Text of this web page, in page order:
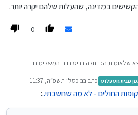
במדינה, שהעלות שלהם יקרה יותר.
0
שלאומית הכי זולה בביטוחים המשלימים.
נמצאת בגירעון מתמשך מכיון שהיא מבטחת
והקשישים במדינה, שהעלות שלהם יקרה יותר.
מבית גוט פלוס כתב בב כסלו תשפ״ה, 11:37
נערך לאחרונה על ידי
קופות החולים - לא מה שחשבתי..: